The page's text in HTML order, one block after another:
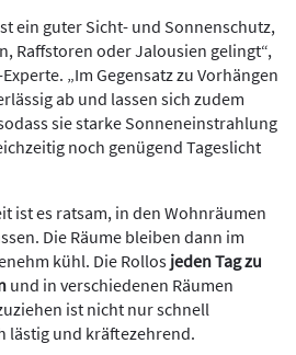
ein guter Sicht- und Sonnenschutz,
Raffstoren oder Jalousien gelingt“,
„Im Gegensatz zu Vorhängen
ab und lassen sich zudem
sie starke Sonneneinstrahlung
noch genügend Tageslicht
ist es ratsam, in den Wohnräumen
Die Räume bleiben dann im
kühl. Die Rollos jeden Tag zu
und in verschiedenen Räumen
ist nicht nur schnell
lästig und kräftezehrend.